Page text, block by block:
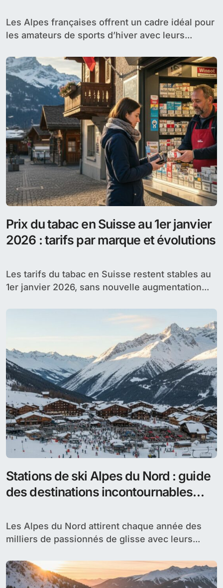
Les Alpes françaises offrent un cadre idéal pour
les amateurs de sports d’hiver avec leurs...
Prix du tabac en Suisse au 1er janvier
2026 : tarifs par marque et évolutions
Les tarifs du tabac en Suisse restent stables au
1er janvier 2026, sans nouvelle augmentation...
Stations de ski Alpes du Nord : guide
des destinations incontournables
Les Alpes du Nord attirent chaque année des
milliers de passionnés de glisse avec leurs...